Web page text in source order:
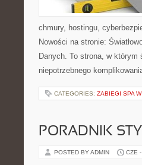
chmury, hostingu,
Nowości na stronie:
Danych. To strona, w
niepotrzebnego
CATEGORIES: ZABIEGI SPA
PORADNIK
POSTED BY ADMIN CZE